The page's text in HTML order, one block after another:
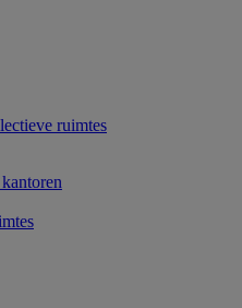
ruimtes